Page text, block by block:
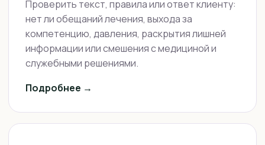
Проверить текст, правила или ответ клиенту:
нет ли обещаний лечения, выхода за
компетенцию, давления, раскрытия лишней
информации или смешения с медициной и
служебными решениями.
Подробнее →